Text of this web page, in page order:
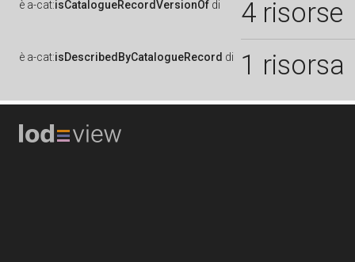
è a-cat:isCatalogueRecordVersionOf di 4 risorse
è a-cat:isDescribedByCatalogueRecord di 1 risorsa